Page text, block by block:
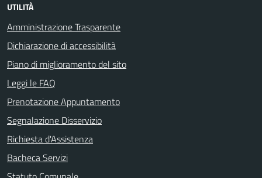
UTILITÀ
Amministrazione Trasparente
Dichiarazione di accessibilità
Piano di miglioramento del sito
Leggi le FAQ
Prenotazione Appuntamento
Segnalazione Disservizio
Richiesta d'Assistenza
Bacheca Servizi